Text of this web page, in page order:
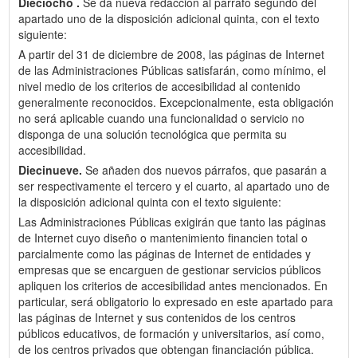
apartado uno de la disposición adicional quinta, con el texto
siguiente:
A partir del 31 de diciembre de 2008, las páginas de Internet
de las Administraciones Públicas satisfarán, como mínimo, el
nivel medio de los criterios de accesibilidad al contenido
generalmente reconocidos. Excepcionalmente, esta obligación
no será aplicable cuando una funcionalidad o servicio no
disponga de una solución tecnológica que permita su
accesibilidad.
Diecinueve. Se añaden dos nuevos párrafos, que pasarán a
ser respectivamente el tercero y el cuarto, al apartado uno de
la disposición adicional quinta con el texto siguiente:
Las Administraciones Públicas exigirán que tanto las páginas
de Internet cuyo diseño o mantenimiento financien total o
parcialmente como las páginas de Internet de entidades y
empresas que se encarguen de gestionar servicios públicos
apliquen los criterios de accesibilidad antes mencionados. En
particular, será obligatorio lo expresado en este apartado para
las páginas de Internet y sus contenidos de los centros
públicos educativos, de formación y universitarios, así como,
de los centros privados que obtengan financiación pública.